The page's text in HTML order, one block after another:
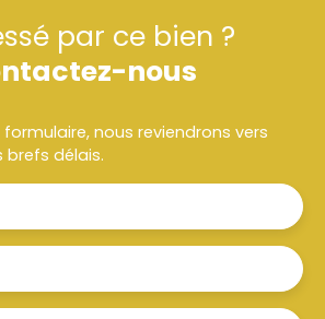
par ce bien ?
nous
nous reviendrons vers
brefs délais.